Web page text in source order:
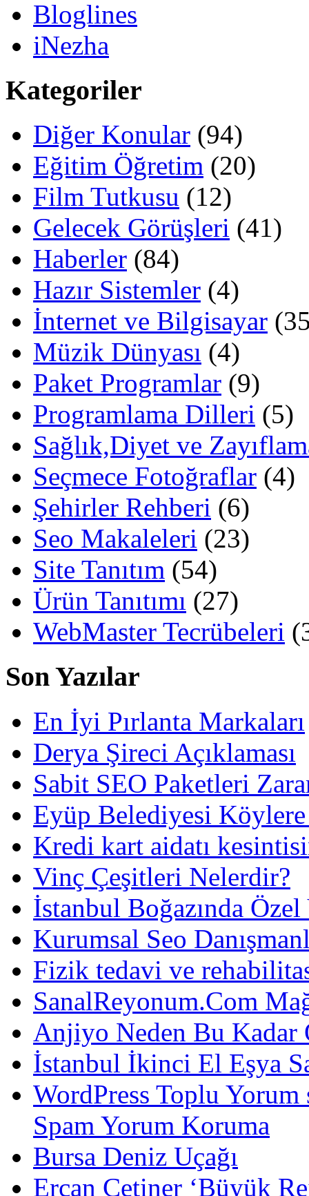
Bloglines
iNezha
Kategoriler
Diğer Konular (94)
Eğitim Öğretim (20)
Film Tutkusu (12)
Gelecek Görüşleri (41)
Haberler (84)
Hazır Sistemler (4)
İnternet ve Bilgisayar
Müzik Dünyası (4)
Paket Programlar (9)
Programlama Dilleri (5)
Sağlık,Diyet ve
Seçmece Fotoğraflar (4)
Şehirler Rehberi (6)
Seo Makaleleri (23)
Site Tanıtım (54)
Ürün Tanıtımı (27)
WebMaster Tecrübeleri
Son Yazılar
En İyi Pırlanta Markaları
Derya Şireci Açıklaması
Sabit SEO Paketleri
Eyüp Belediyesi
Kredi kart aidatı
Vinç Çeşitleri Nelerdir?
İstanbul Boğazında
Kurumsal Seo
Fizik tedavi ve
SanalReyonum.Com
Anjiyo Neden Bu Kadar
İstanbul İkinci El Eşya
WordPress Toplu
Spam Yorum Koruma
Bursa Deniz Uçağı
Ercan Çetiner ‘Büyük